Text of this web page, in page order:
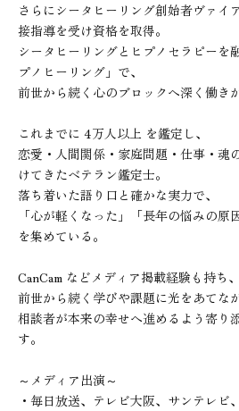
さらにシータヒーリング創始者ヴァイ
接指導を受け資格を取得。
シータヒーリングとヒプノセラピーを
プノヒーリング」で、
前世から続く心のブロックへ深く働き
これまでに 4万人以上 を鑑定し、
恋愛・人間関係・家庭問題・仕事・魂
けてきたベテラン鑑定士。
落ち着いた語り口と確かな実力で、
「心が軽くなった」「長年の悩みの
を集めている。
CanCam などメディア掲載経験も持ち、
前世から続く学びや課題に光をあてなが
相談者が本来の幸せへ進めるよう寄り
す。
～メディア出演～
・毎日放送、テレビ大阪、サンテレビ